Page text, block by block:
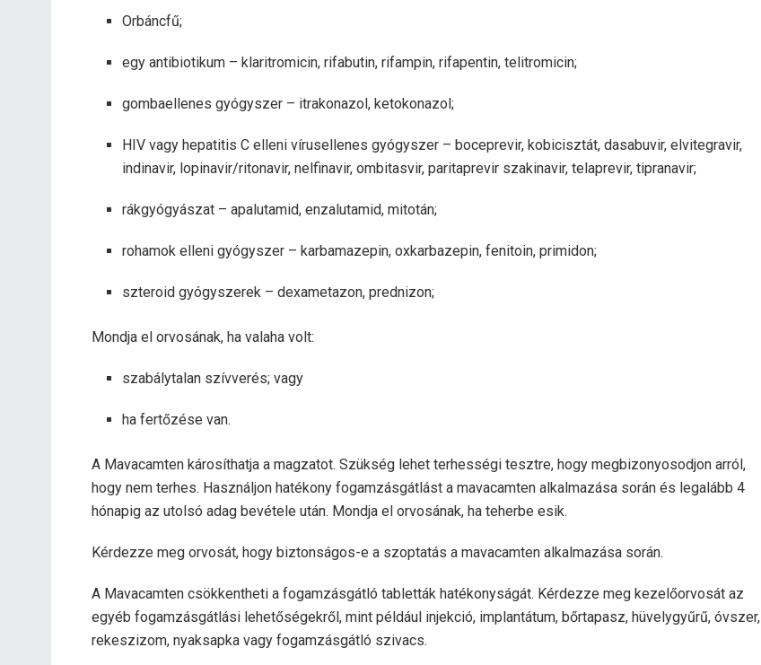
Orbáncfű;
egy antibiotikum – klaritromicin, rifabutin, rifampin, rifapentin, telitromicin;
gombaellenes gyógyszer – itrakonazol, ketokonazol;
HIV vagy hepatitis C elleni vírusellenes gyógyszer – boceprevir, kobicisztát, dasabuvir, elvitegravir,
indinavir, lopinavir/ritonavir, nelfinavir, ombitasvir, paritaprevir szakinavir, telaprevir, tipranavir;
rákgyógyászat – apalutamid, enzalutamid, mitotán;
rohamok elleni gyógyszer – karbamazepin, oxkarbazepin, fenitoin, primidon;
szteroid gyógyszerek – dexametazon, prednizon;
Mondja el orvosának, ha valaha volt:
szabálytalan szívverés; vagy
ha fertőzése van.
A Mavacamten károsíthatja a magzatot. Szükség lehet terhességi tesztre, hogy megbizonyosodjon arról,
hogy nem terhes. Használjon hatékony fogamzásgátlást a mavacamten alkalmazása során és legalább 4
hónapig az utolsó adag bevétele után. Mondja el orvosának, ha teherbe esik.
Kérdezze meg orvosát, hogy biztonságos-e a szoptatás a mavacamten alkalmazása során.
A Mavacamten csökkentheti a fogamzásgátló tabletták hatékonyságát. Kérdezze meg kezelőorvosát az
egyéb fogamzásgátlási lehetőségekről, mint például injekció, implantátum, bőrtapasz, hüvelygyűrű, óvszer,
rekeszizom, nyaksapka vagy fogamzásgátló szivacs.